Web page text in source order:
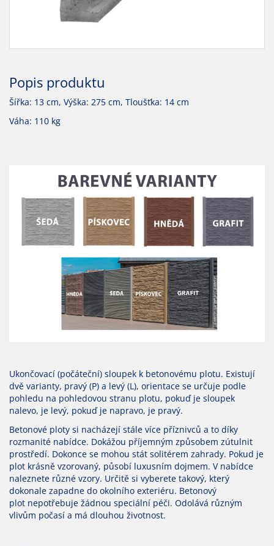
Popis produktu
Šířka: 13 cm, Výška: 275 cm, Tloušťka: 14 cm
Váha: 110 kg
Ukončovací (počáteční) sloupek k betonovému plotu. Existují
dvě varianty, pravý (P) a levý (L), orientace se určuje podle
pohledu na pohledovou stranu plotu, pokuď je sloupek
nalevo, je levý, pokuď je napravo, je pravý.
Betonové ploty si nacházejí stále více příznivců a to díky
rozmanité nabídce. Dokážou příjemným způsobem zútulnit
prostředí. Dokonce se mohou stát solitérem zahrady. Pokud je
plot krásně vzorovaný, působí luxusním dojmem. V nabídce
naleznete různé vzory. Určitě si vyberete takový, který
dokonale zapadne do okolního exteriéru. Betonový
plot nepotřebuje žádnou speciální péči. Odolává různým
vlivům počasí a má dlouhou životnost.